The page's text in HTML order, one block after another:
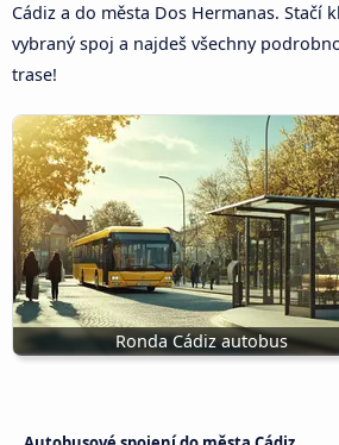
Cádiz a do města Dos Hermanas. Stačí
vybraný spoj a najdeš všechny
trase!
Ronda Cádiz autobus